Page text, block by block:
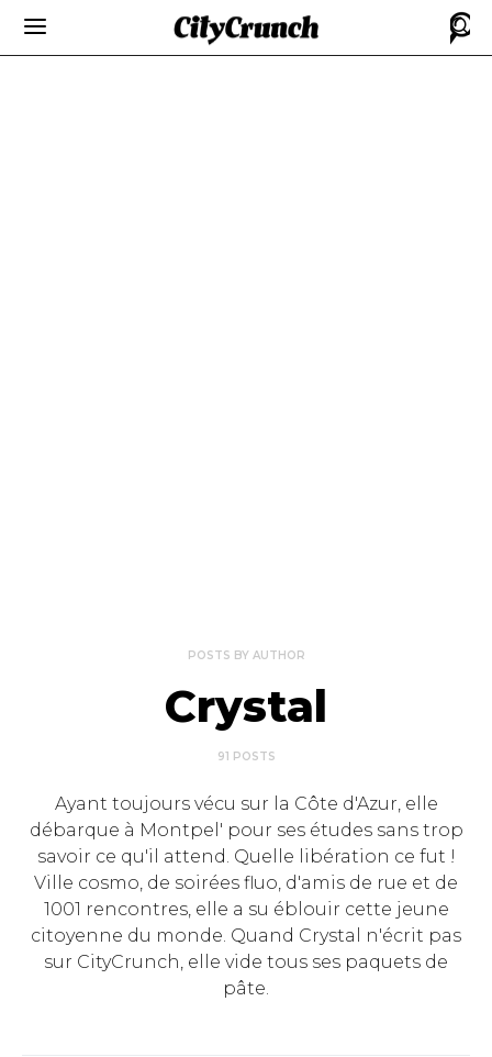
POSTS BY AUTHOR
Crystal
91 POSTS
Ayant toujours vécu sur la Côte d'Azur, elle
débarque à Montpel' pour ses études sans trop
savoir ce qu'il attend. Quelle libération ce fut !
Ville cosmo, de soirées fluo, d'amis de rue et de
1001 rencontres, elle a su éblouir cette jeune
citoyenne du monde. Quand Crystal n'écrit pas
sur CityCrunch, elle vide tous ses paquets de
pâte.